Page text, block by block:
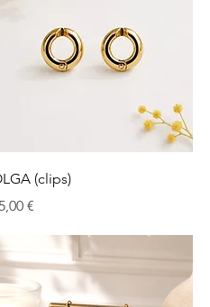
Aperçu rapide
(clips)
€